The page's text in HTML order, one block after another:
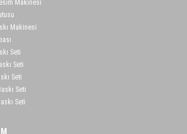
Makinesi
Makinesi
Seti
Seti
Seti
Seti
Seti